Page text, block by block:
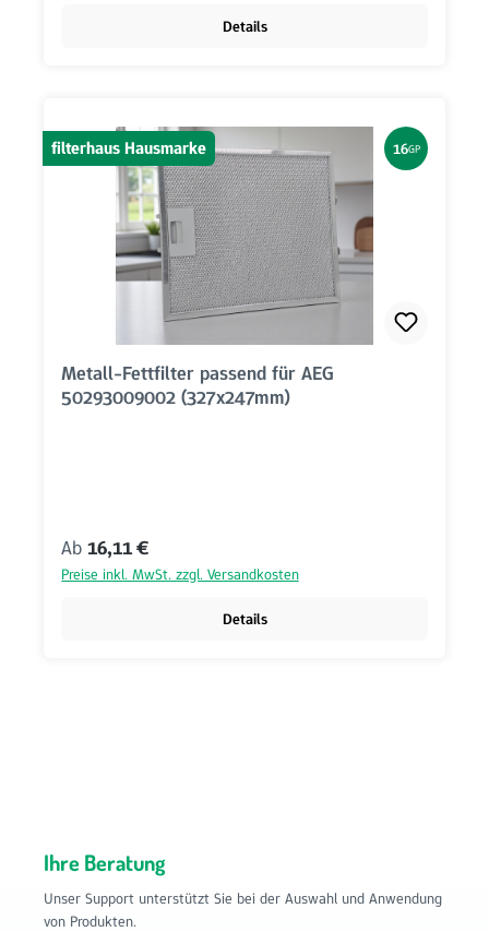
Details
filterhaus Hausmarke 16GP
Metall-Fettfilter passend für AEG
50293009002 (327x247mm)
Regulärer Preis:
Ab 16,11 €
Preise inkl. MwSt. zzgl. Versandkosten
Details
Ihre Beratung
Unser Support unterstützt Sie bei der Auswahl und Anwendung
von Produkten.